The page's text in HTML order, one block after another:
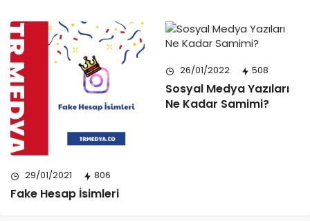
29/01/2021 806
Fake Hesap İsimleri
26/01/2022 508
Sosyal Medya Yazıları
Ne Kadar Samimi?